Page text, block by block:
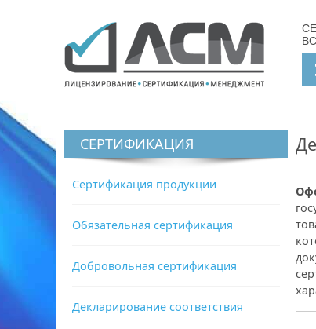
СЕРТИФИКАЦИЯ
Сертификация продукции
Обязательная сертификация
Добровольная сертификация
Декларирование соответствия